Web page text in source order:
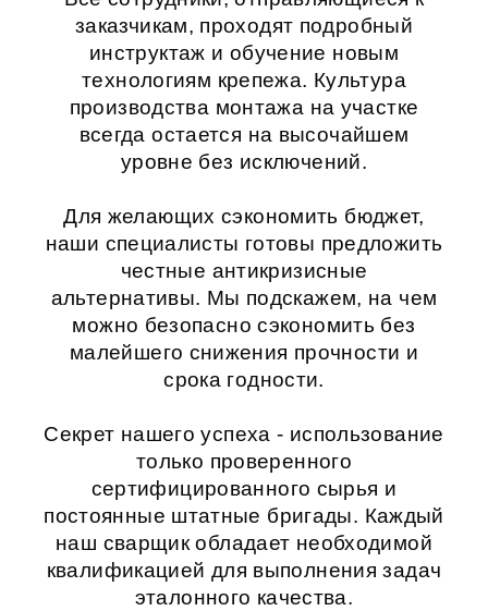
заказчикам, проходят подробный
инструктаж и обучение новым
технологиям крепежа. Культура
производства монтажа на участке
всегда остается на высочайшем
уровне без исключений.
Для желающих сэкономить бюджет,
наши специалисты готовы предложить
честные антикризисные
альтернативы. Мы подскажем, на чем
можно безопасно сэкономить без
малейшего снижения прочности и
срока годности.
Секрет нашего успеха - использование
только проверенного
сертифицированного сырья и
постоянные штатные бригады. Каждый
наш сварщик обладает необходимой
квалификацией для выполнения задач
эталонного качества.